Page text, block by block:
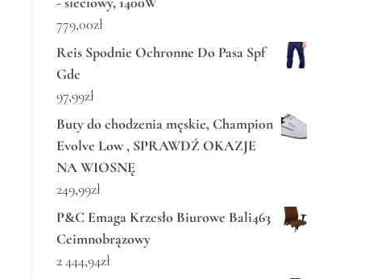
779,00zł
Reis Spodnie Ochronne Do Pasa Spf
Gdc
97,99zł
Buty do chodzenia męskie, Champion
Evolve Low , SPRAWDŹ OKAZJE
NA WIOSNĘ
249,99zł
P&C Emaga Krzesło Biurowe Bali463
Ceimnobrązowy
2 444,94zł